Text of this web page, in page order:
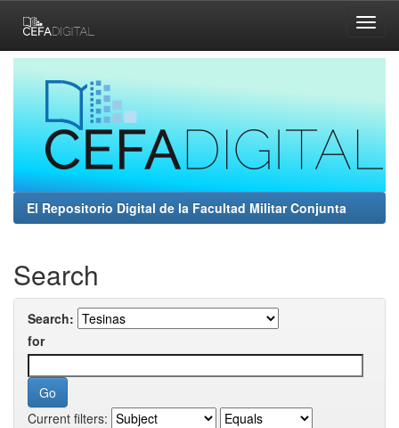
navigation
El Repositorio Digital de la Facultad Militar Conjunta
Search
Search:
for
Current filters: